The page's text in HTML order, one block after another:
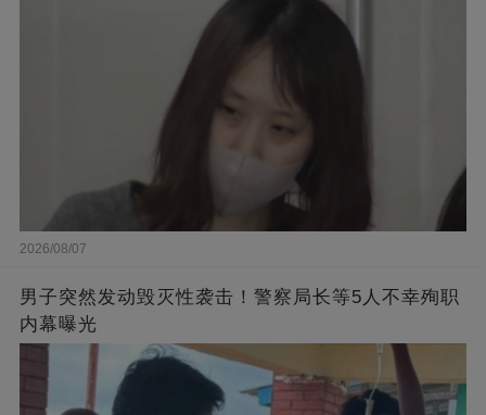
2026/08/07
男子突然发动毁灭性袭击！警察局长等5人不幸殉职
内幕曝光